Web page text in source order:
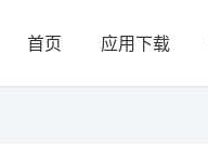
首页 应用下载